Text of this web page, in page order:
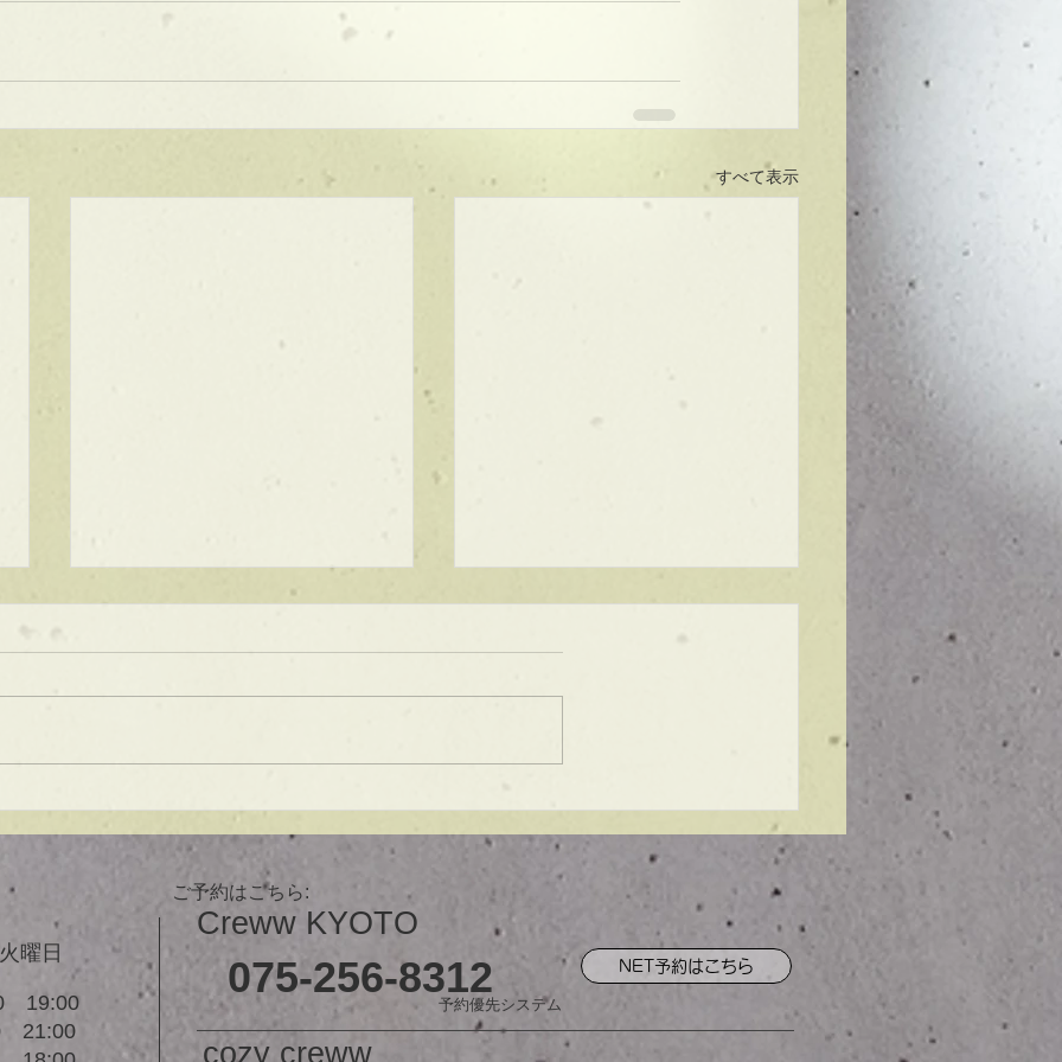
すべて表示
★ラインボブ【ぱつっとボ
で貴方だけのまとまるボブを提供
較的ご予約に空きがあります。
メニューが決まらない方はご相談
クーポンをご活用下さいませ。...
ュ！
ご予約はこちら:
曜日
19:00
21:00
予約優先システム
Creww KYOTO
075-256-8312 NET予約はこちら
cozy creww